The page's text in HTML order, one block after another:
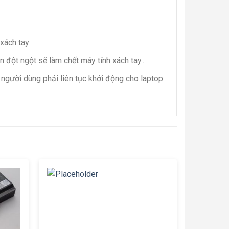
tay
đột ngột sẽ làm chết máy tính xách tay..
dùng phải liên tục khởi động cho laptop